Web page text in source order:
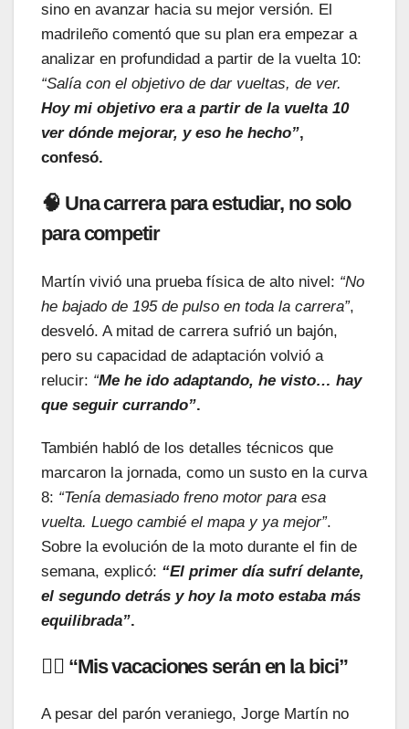
sino en avanzar hacia su mejor versión. El
madrileño comentó que su plan era empezar a
analizar en profundidad a partir de la vuelta 10:
“Salía con el objetivo de dar vueltas, de ver.
Hoy mi objetivo era a partir de la vuelta 10
ver dónde mejorar, y eso he hecho”,
confesó.
🧠 Una carrera para estudiar, no solo
para competir
Martín vivió una prueba física de alto nivel: “No
he bajado de 195 de pulso en toda la carrera”,
desveló. A mitad de carrera sufrió un bajón,
pero su capacidad de adaptación volvió a
relucir: “Me he ido adaptando, he visto… hay
que seguir currando”.
También habló de los detalles técnicos que
marcaron la jornada, como un susto en la curva
8: “Tenía demasiado freno motor para esa
vuelta. Luego cambié el mapa y ya mejor”.
Sobre la evolución de la moto durante el fin de
semana, explicó: “El primer día sufrí delante,
el segundo detrás y hoy la moto estaba más
equilibrada”.
🏋️‍♂️ “Mis vacaciones serán en la bici”
A pesar del parón veraniego, Jorge Martín no